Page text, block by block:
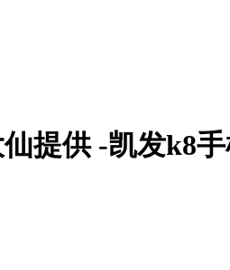
提供 -凯发k8